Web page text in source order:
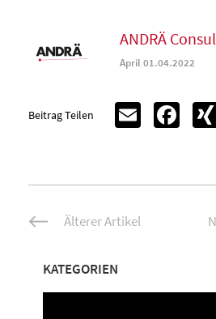
ANDRÄ
April 01.04.2022
Beitrag Teilen Email
Beitrags-Älterer Artikel
KATEGORIEN